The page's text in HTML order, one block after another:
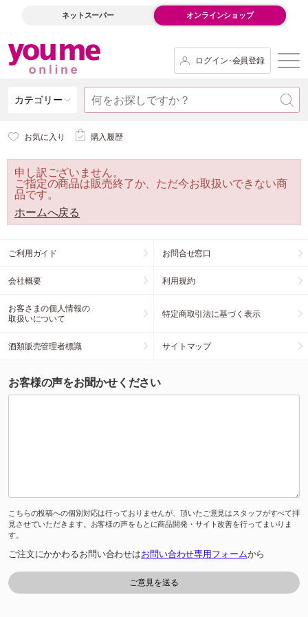
ネットスーパー オンラインショップ
ログイン･会員登録
カテゴリー
お気に入り 購入履歴
申し訳ございません。
ご指定の商品は販売終了か、ただ今お取扱いできない商
品です。
ホームへ戻る
ご利用ガイド お問合せ窓口
会社概要 利用規約
お客さまの個人情報の
取扱いについて
特定商取引法に基づく表示
酒類販売管理者標識 サイトマップ
お客様の声をお聞かせください
こちらの投稿への個別対応は行っておりませんが、頂いたご意見はスタッフがすべて拝
見させていただきます。お客様の声をもとに商品開発・サイト改善を行ってまいりま
す。
ご注文にかかわるお問い合わせはお問い合わせ専用フォームから